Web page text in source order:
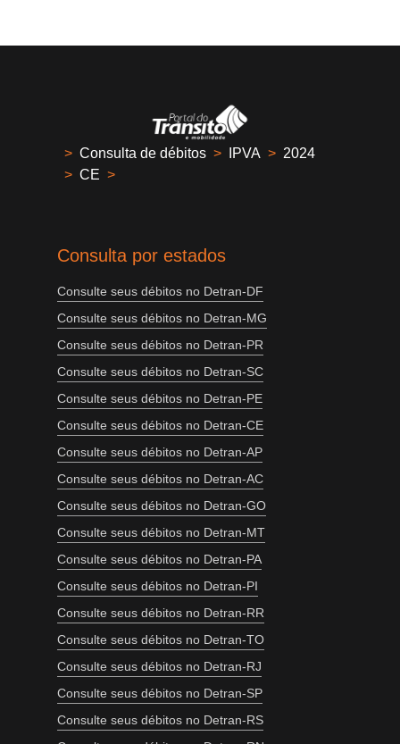
> Consulta de débitos > IPVA > 2024
> CE >
Consulta por estados
Consulte seus débitos no Detran-DF
Consulte seus débitos no Detran-MG
Consulte seus débitos no Detran-PR
Consulte seus débitos no Detran-SC
Consulte seus débitos no Detran-PE
Consulte seus débitos no Detran-CE
Consulte seus débitos no Detran-AP
Consulte seus débitos no Detran-AC
Consulte seus débitos no Detran-GO
Consulte seus débitos no Detran-MT
Consulte seus débitos no Detran-PA
Consulte seus débitos no Detran-PI
Consulte seus débitos no Detran-RR
Consulte seus débitos no Detran-TO
Consulte seus débitos no Detran-RJ
Consulte seus débitos no Detran-SP
Consulte seus débitos no Detran-RS